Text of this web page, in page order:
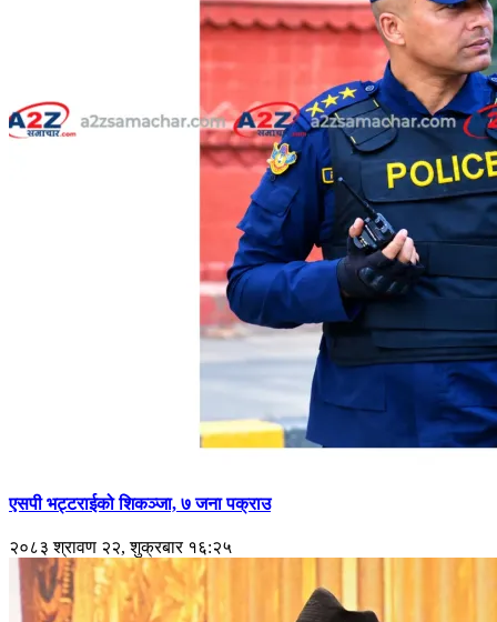
एसपी भट्टराईको शिकञ्जा, ७ जना पक्राउ
२०८३ श्रावण २२, शुक्रबार १६:२५